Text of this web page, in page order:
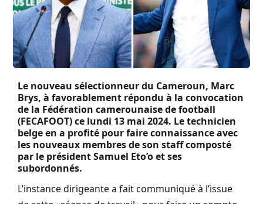
Le nouveau sélectionneur du Cameroun, Marc
Brys, à favorablement répondu à la convocation
de la Fédération camerounaise de football
(FECAFOOT) ce lundi 13 mai 2024. Le technicien
belge en a profité pour faire connaissance avec
les nouveaux membres de son staff composté
par le président Samuel Eto’o et ses
subordonnés.
L’instance dirigeante a fait communiqué à l’issue